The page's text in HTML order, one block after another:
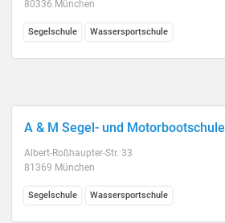
80336 München
Segelschule Wassersportschule
A & M Segel- und Motorbootschule
Albert-Roßhaupter-Str. 33
81369 München
Segelschule Wassersportschule